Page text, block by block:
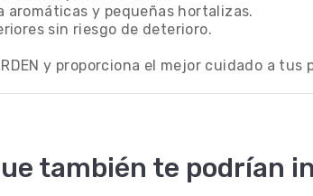
y pequeñas hortalizas.
sin riesgo de deterioro.
y proporciona el mejor cuidado a
también te podrían